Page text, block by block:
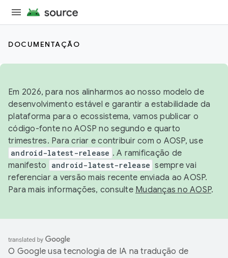
DOCUMENTAÇÃO
Em 2026, para nos alinharmos ao nosso modelo de
desenvolvimento estável e garantir a estabilidade da
plataforma para o ecossistema, vamos publicar o
código-fonte no AOSP no segundo e quarto
trimestres. Para criar e contribuir com o AOSP, use
android-latest-release . A ramificação de
manifesto
android-latest-release sempre vai
referenciar a versão mais recente enviada ao AOSP.
Para mais informações, consulte Mudanças no AOSP.
O Google usa tecnologia de IA na tradução de